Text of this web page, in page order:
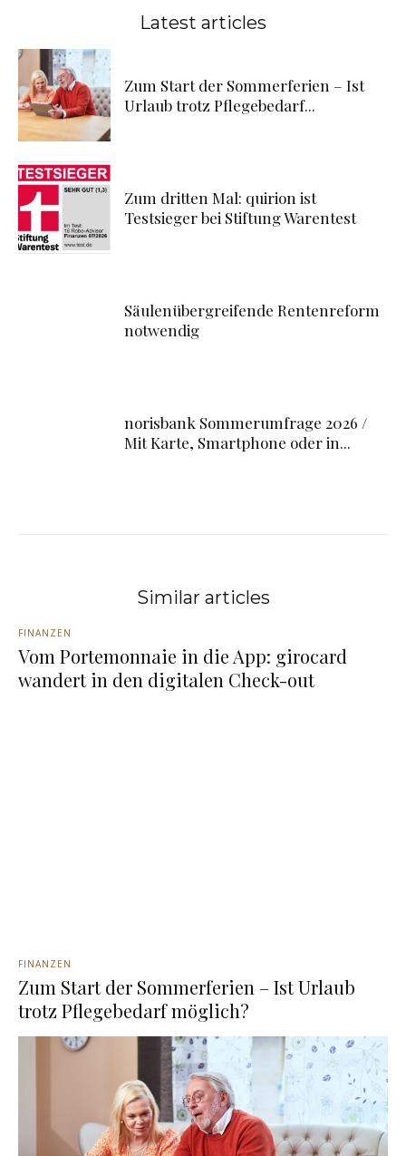
Latest articles
Zum Start der Sommerferien – Ist
Urlaub trotz Pflegebedarf...
Zum dritten Mal: quirion ist
Testsieger bei Stiftung Warentest
Säulenübergreifende Rentenreform
notwendig
norisbank Sommerumfrage 2026 /
Mit Karte, Smartphone oder in...
Similar articles
FINANZEN
Vom Portemonnaie in die App: girocard
wandert in den digitalen Check-out
FINANZEN
Zum Start der Sommerferien – Ist Urlaub
trotz Pflegebedarf möglich?